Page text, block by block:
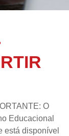
O
Educacional
está disponível